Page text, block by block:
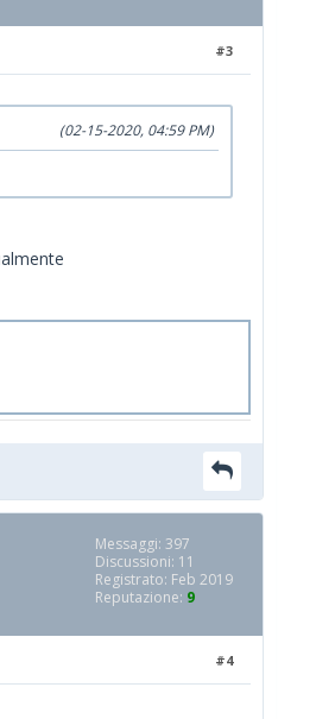
#3
(02-15-2020, 04:59 PM)
Messaggi: 397
Discussioni: 11
Registrato: Feb 2019
Reputazione: 9
#4